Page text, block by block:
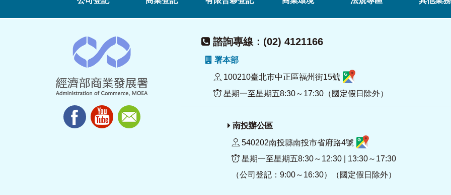
諮詢專線：(02) 4121166
署本部
100210臺北市中正區福州街15號
星期一至星期五8:30～17:30（國定假日除外）
南投辦公區
540202南投縣南投市省府路4號
星期一至星期五8:30～12:30 | 13:30～17:30
（公司登記：9:00～16:30）（國定假日除外）